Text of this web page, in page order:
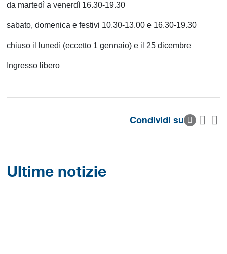
da martedì a venerdì 16.30-19.30
sabato, domenica e festivi 10.30-13.00 e 16.30-19.30
chiuso il lunedì (eccetto 1 gennaio) e il 25 dicembre
Ingresso libero
Condividi su
Ultime notizie